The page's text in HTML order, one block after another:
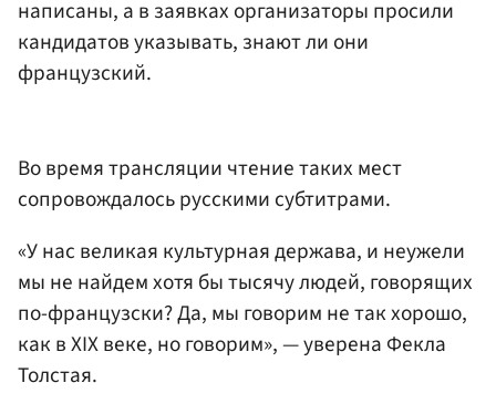
написаны, а в заявках организаторы просили
кандидатов указывать, знают ли они
французский.
Во время трансляции чтение таких мест
сопровождалось русскими субтитрами.
«У нас великая культурная держава, и неужели
мы не найдем хотя бы тысячу людей, говорящих
по-французски? Да, мы говорим не так хорошо,
как в XIX веке, но говорим», — уверена Фекла
Толстая.